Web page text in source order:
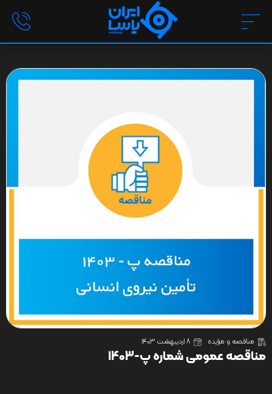
مناقصه و مزایده 8 اردیبهشت 1403
مناقصه عمومی شماره پ-1403